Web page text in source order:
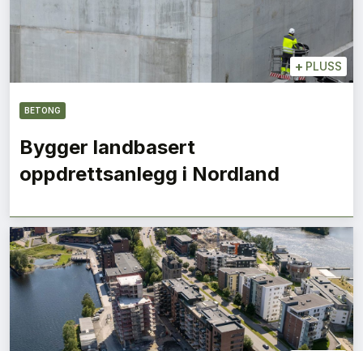
+ PLUSS
BETONG
Bygger landbasert
oppdrettsanlegg i Nordland